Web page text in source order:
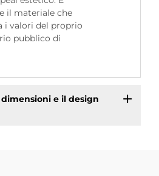
il materiale che
i valori del proprio
pubblico di
e il design